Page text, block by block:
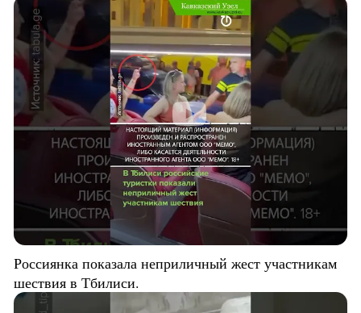
Россиянка показала неприличный жест участникам
шествия в Тбилиси.